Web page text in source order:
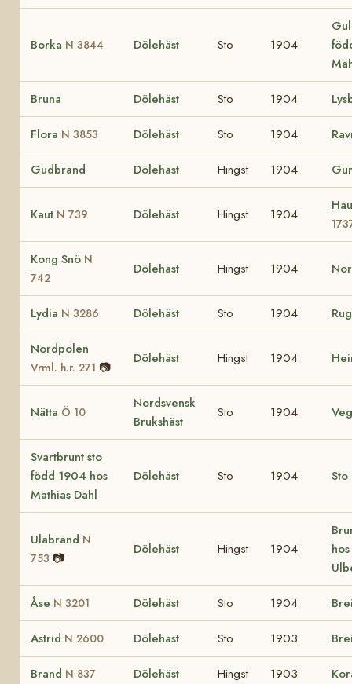
Borka N 3844 Dölehäst Sto 1904
Bruna Dölehäst Sto 1904
Flora N 3853 Dölehäst Sto 1904
Gudbrand Dölehäst Hingst 1904
Kaut N 739 Dölehäst Hingst 1904
Kong Snö N
742
Dölehäst Hingst 1904
Lydia N 3286 Dölehäst Sto 1904
Nordpolen
Vrml. h.r. 271 📷
Dölehäst Hingst 1904
Nätta Ö 10
Nordsvensk
Brukshäst
Sto 1904
Svartbrunt sto
född 1904 hos
Mathias Dahl
Dölehäst Sto 1904 Sto
Ulabrand N
753 📷
Dölehäst Hingst 1904
Åse N 3201 Dölehäst Sto 1904
Astrid N 2600 Dölehäst Sto 1903
Brand N 837 Dölehäst Hingst 1903